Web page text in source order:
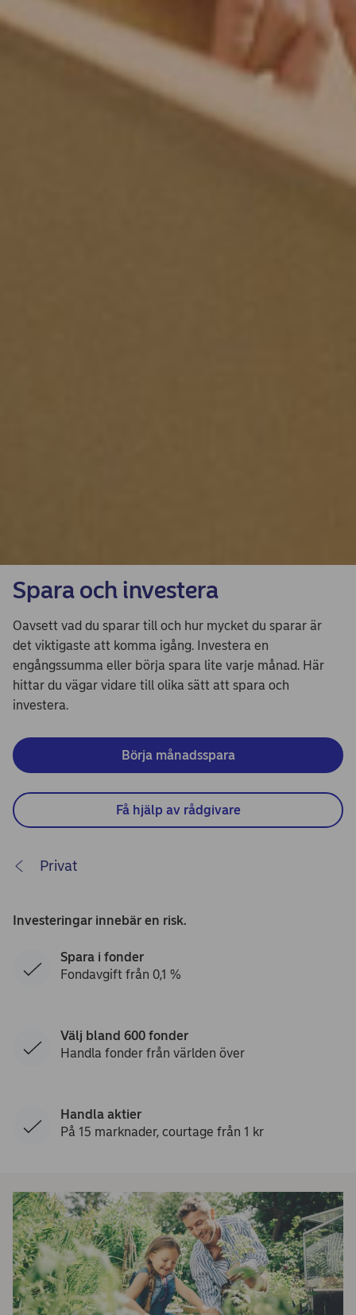
Spara och investera
Oavsett vad du sparar till och hur mycket du sparar är
det viktigaste att komma igång. Investera en
engångssumma eller börja spara lite varje månad. Här
hittar du vägar vidare till olika sätt att spara och
investera.
Börja månadsspara
Få hjälp av rådgivare
Privat
Investeringar innebär en risk.
Spara i fonder
Fondavgift från 0,1 %
Välj bland 600 fonder
Handla fonder från världen över
Handla aktier
På 15 marknader, courtage från 1 kr